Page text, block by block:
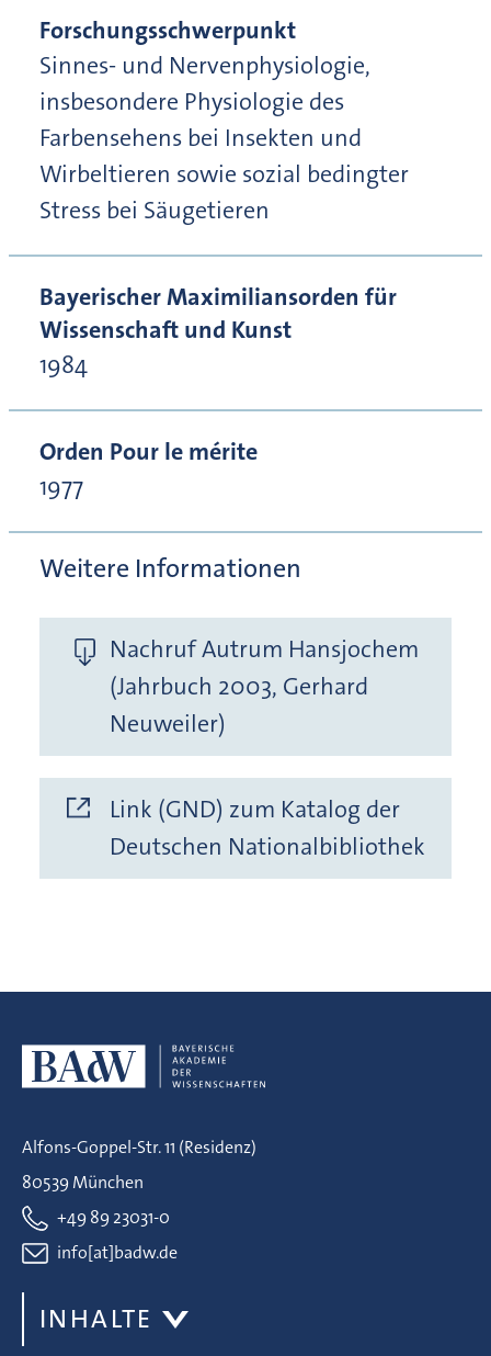
Forschungsschwerpunkt
Sinnes- und Nervenphysiologie,
insbesondere Physiologie des
Farbensehens bei Insekten und
Wirbeltieren sowie sozial bedingter
Stress bei Säugetieren
Bayerischer Maximiliansorden für
Wissenschaft und Kunst
1984
Orden Pour le mérite
1977
Weitere Informationen
Nachruf Autrum Hansjochem
(Jahrbuch 2003, Gerhard
Neuweiler)
Link (GND) zum Katalog der
Deutschen Nationalbibliothek
Alfons-Goppel-Str. 11 (Residenz)
80539 München
+49 89 23031-0
info[at]badw.de
INHALTE